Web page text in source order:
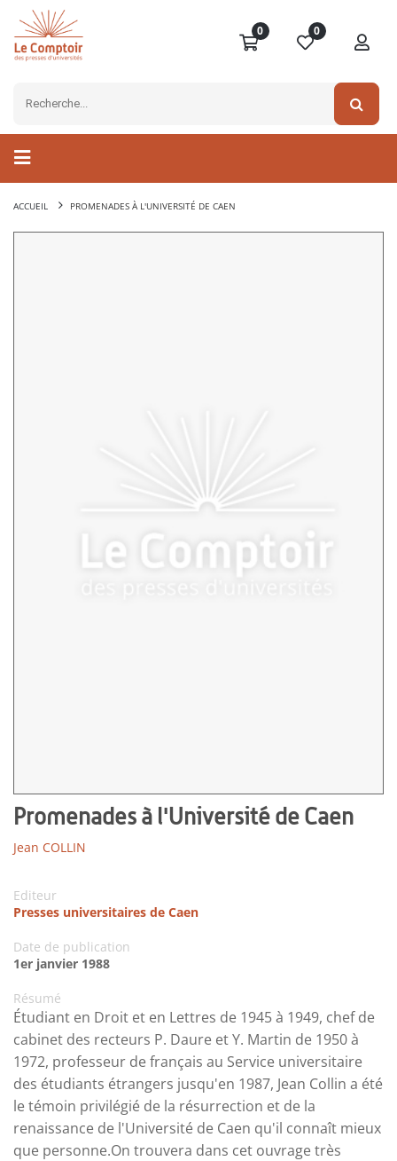
0 0
ACCUEIL PROMENADES À L'UNIVERSITÉ DE CAEN
Promenades à l'Université de Caen
Jean COLLIN
Editeur
Presses universitaires de Caen
Date de publication
1er janvier 1988
Résumé
Étudiant en Droit et en Lettres de 1945 à 1949, chef de
cabinet des recteurs P. Daure et Y. Martin de 1950 à
1972, professeur de français au Service universitaire
des étudiants étrangers jusqu'en 1987, Jean Collin a été
le témoin privilégié de la résurrection et de la
renaissance de l'Université de Caen qu'il connaît mieux
que personne.On trouvera dans cet ouvrage très